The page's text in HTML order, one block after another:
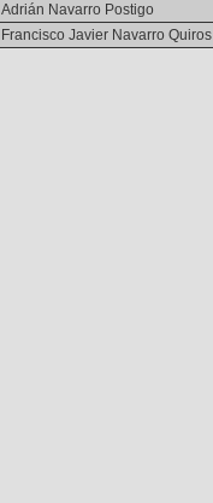
Adrián Navarro Postigo
Francisco Javier Navarro Quiros